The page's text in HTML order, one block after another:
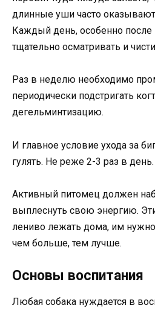
длинные уши часто
Каждый день, особенно после
тщательно осматривать и
Раз в неделю необходимо
периодически подстригать
дегельминтизацию.
И главное условие ухода за
гулять. Не реже 2-3 раз в день.
Активный питомец должен
выплеснуть свою энергию.
лениво лежать дома, им
чем больше, тем лучше.
Основы воспитания
Любая собака нуждается в